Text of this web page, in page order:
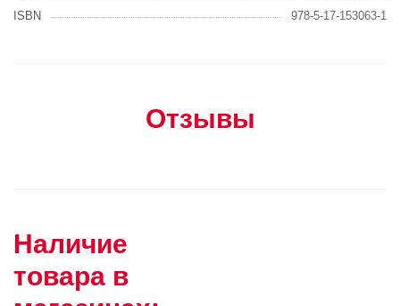
ISBN
978-5-17-153063-1
Отзывы
Наличие
товара в